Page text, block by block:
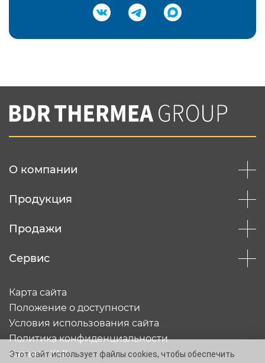
Подтвердить e-mail
Вы соглашаетесь с нашей политикой
конфеденциальности
О компании
Продукция
Продажи
Сервис
Карта сайта
Положение о доступности
Условия использования сайта
Политика конфиденциальности
Каталог XML
Этот сайт использует файлы cookies, чтобы обеспечить